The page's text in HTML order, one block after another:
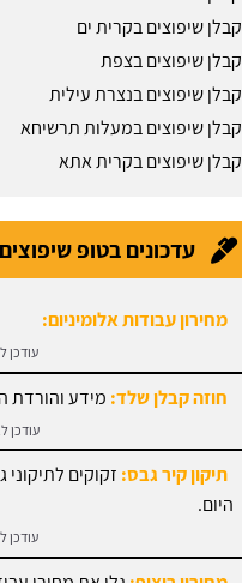
קבלן שיפוצים בקרית ים
קבלן שיפוצים בצפת
קבלן שיפוצים בנצרת עילית
קבלן שיפוצים במעלות תרשיחא
קבלן שיפוצים בקרית אתא
עדכונים בטופ שיפוצים
מחירון עבודות אלומיניום:
חוזה קבלן שלד:מידע והורדת
תיקון קיר גבס: זקוקים לתיקוני
עודכן
מחירון ריצוף: